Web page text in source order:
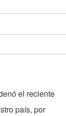
el reciente
país, por